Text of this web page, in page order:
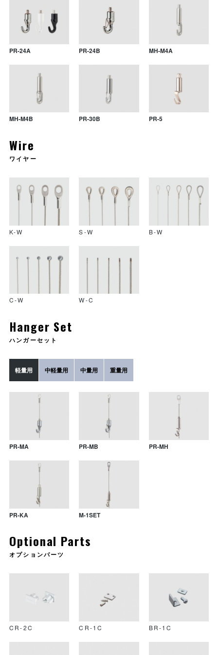
DPR-12B
GR-F6
PR-24A PR-24B MH-M4A
MH-M4B PR-30B PR-5
PR-D4 PR-D5 PR--26
PR-27A PR-27B
DPR-01 DPR-02 PR-D4
PR-D5
DPR-01 DPR-02 GH-7
Wire
ワイヤー
K-W S-W B-W
C-W W-C
Hanger Set
ハンガーセット
軽量用
PR-MA PR-MB PR-MH
PR-KA M-1SET
中軽量用
PR-KB H1-SET L1-SET
中量用
DPR-KA DPR-KB
重量用
DPR-KA DPR-KB
Optional Parts
オプションパーツ
CR-2C CR-1C BR-1C